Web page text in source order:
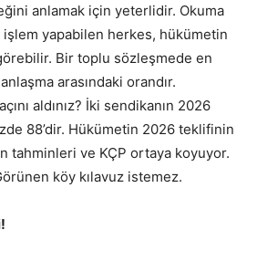
anlamak için yeterlidir. Okuma
işlem yapabilen herkes, hükümetin
Bir toplu sözleşmede en
arasındaki orandır.
aldınız? İki sendikanın 2026
88’dir. Hükümetin 2026 teklifinin
tahminleri ve KÇP ortaya koyuyor.
köy kılavuz istemez.